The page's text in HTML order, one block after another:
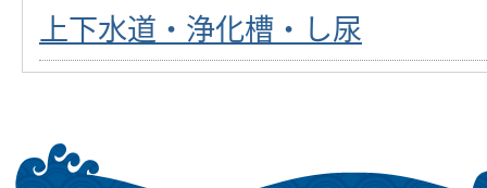
上下水道・浄化槽・し尿